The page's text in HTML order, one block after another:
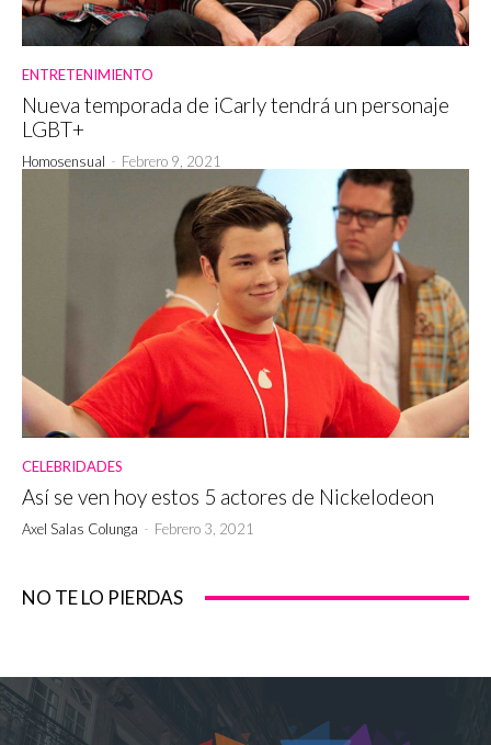
ENTRETENIMIENTO
Nueva temporada de iCarly tendrá un personaje
LGBT+
Homosensual - Febrero 9, 2021
CELEBRIDADES
Así se ven hoy estos 5 actores de Nickelodeon
Axel Salas Colunga - Febrero 3, 2021
NO TE LO PIERDAS